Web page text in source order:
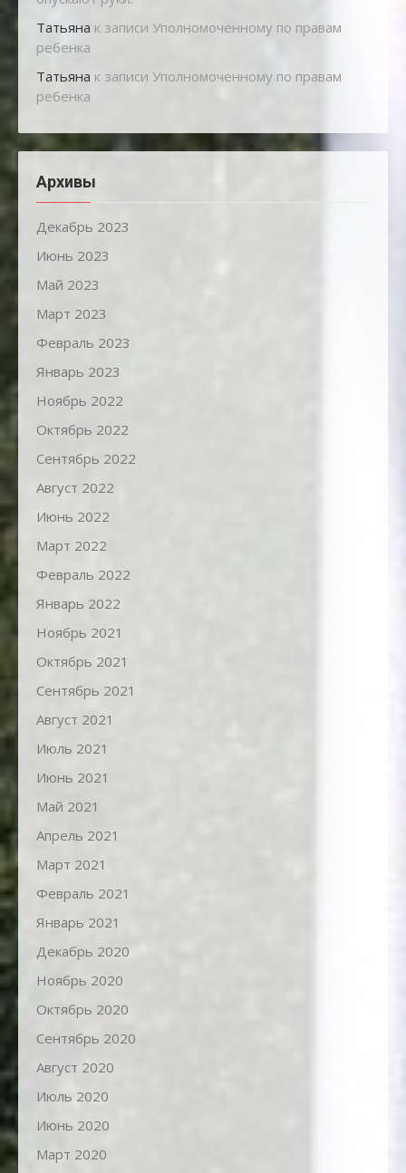
Татьяна к записи Уполномоченному по правам
ребенка
Татьяна к записи Уполномоченному по правам
ребенка
Архивы
Декабрь 2023
Июнь 2023
Май 2023
Март 2023
Февраль 2023
Январь 2023
Ноябрь 2022
Октябрь 2022
Сентябрь 2022
Август 2022
Июнь 2022
Март 2022
Февраль 2022
Январь 2022
Ноябрь 2021
Октябрь 2021
Сентябрь 2021
Август 2021
Июль 2021
Июнь 2021
Май 2021
Апрель 2021
Март 2021
Февраль 2021
Январь 2021
Декабрь 2020
Ноябрь 2020
Октябрь 2020
Сентябрь 2020
Август 2020
Июль 2020
Июнь 2020
Март 2020